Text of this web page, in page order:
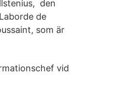
den
de
som är
vid